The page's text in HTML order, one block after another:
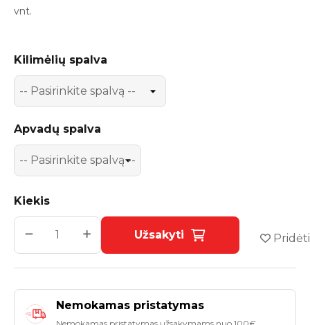
vnt.
Kilimėlių spalva
Apvadų spalva
Kiekis
Užsakyti
Nemokamas pristatymas